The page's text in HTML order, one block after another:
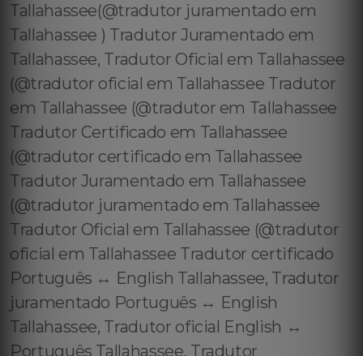
Tallahassee(@tradutor juramentado em
Tallahassee ) Tradutor Juramentado em
Tallahassee, Tradutor Oficial em Tallahassee
(@tradutor oficial em Tallahassee Tradutor
em Tallahassee (@tradutor em Tallahassee
Tradutor Certificado em Tallahassee
(@tradutor certificado em Tallahassee
Tradutor Juramentado em Tallahassee
(@tradutor juramentado em Tallahassee
Tradutor Oficial em Tallahassee (@tradutor
oficial em Tallahassee Tradutor certificado
Português ↔️ English Tallahassee, Tradutor
juramentado Português ↔️ English
Tallahassee, Tradutor oficial English ↔️
Português Tallahassee, Tradutor